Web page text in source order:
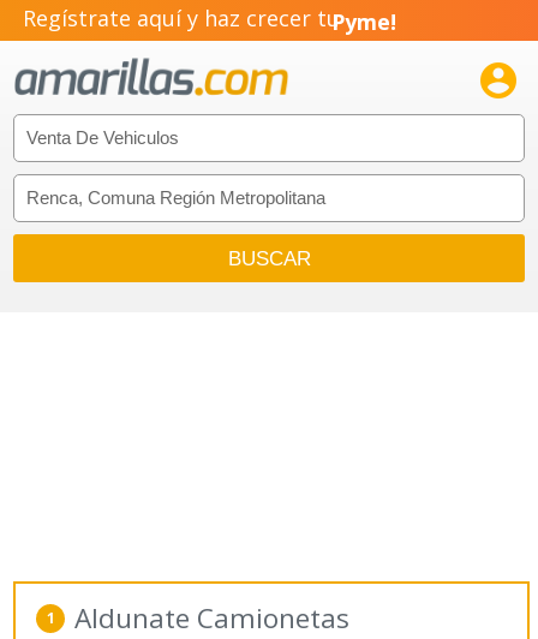
Regístrate aquí y haz crecer tuPyme!
Emprendimiento!

1 Aldunate Camionetas